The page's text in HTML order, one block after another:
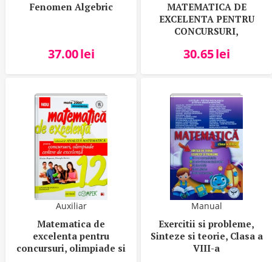
Fenomen Algebric
37.00lei
MATEMATICA DE
EXCELENTA PENTRU
CONCURSURI,
DE EXCELENTA. CLASA
30.65lei
Auxiliar
Matematica de
excelenta pentru
concursuri, olimpiade si
Manual
Exercitii si probleme,
Sinteze si teorie, Clasa a
VIII-a